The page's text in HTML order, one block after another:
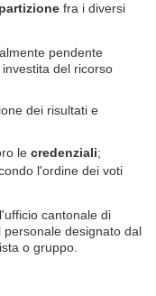
fra i diversi
pendente
del ricorso
dei risultati e
le credenziali;
l'ordine dei voti
cantonale di
designato dal
o gruppo.